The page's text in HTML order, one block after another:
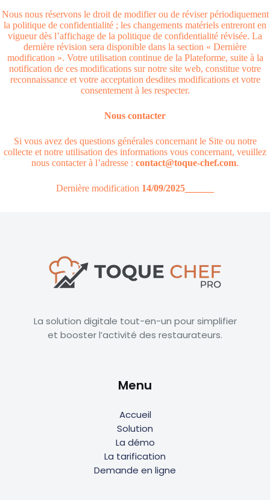
Nous nous réservons le droit de modifier ou de réviser périodiquement
la politique de confidentialité ; les changements matériels entreront en
vigueur dès l’affichage de la politique de confidentialité révisée. La
dernière révision sera disponible dans la section « Dernière
modification ». Votre utilisation continue de la Plateforme, suite à la
notification de ces modifications sur notre site web, constitue votre
reconnaissance et votre acceptation desdites modifications et votre
consentement à les respecter.
Nous contacter
Si vous avez des questions générales concernant le Site ou notre
collecte et notre utilisation des informations vous concernant, veuillez
nous contacter à l’adresse : contact@toque-chef.com.
Dernière modification 14/09/2025______
La solution digitale tout-en-un pour simplifier
et booster l’activité des restaurateurs.
Menu
Accueil
Solution
La démo
La tarification
Demande en ligne